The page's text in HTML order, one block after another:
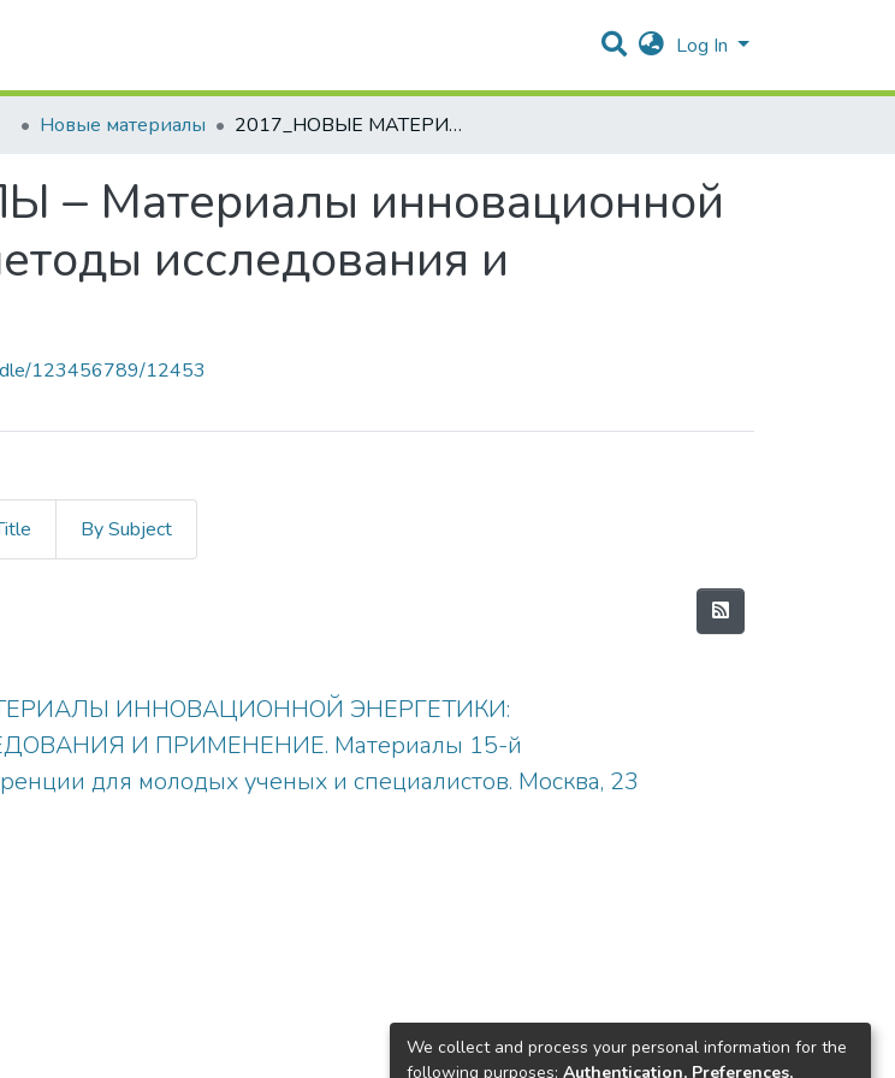
Log In
Новые материалы 2017_НОВЫЕ МАТЕРИАЛЫ – Материалы инновационной энергетики: разработка, методы исследования и применение
Материалы инновационной
исследования и
123456789/12453
By Subject
ИННОВАЦИОННОЙ ЭНЕРГЕТИКИ:
И ПРИМЕНЕНИЕ. Материалы 15-й
для молодых ученых и специалистов. Москва, 23
We collect and process your personal information for the
following purposes: Authentication, Preferences,